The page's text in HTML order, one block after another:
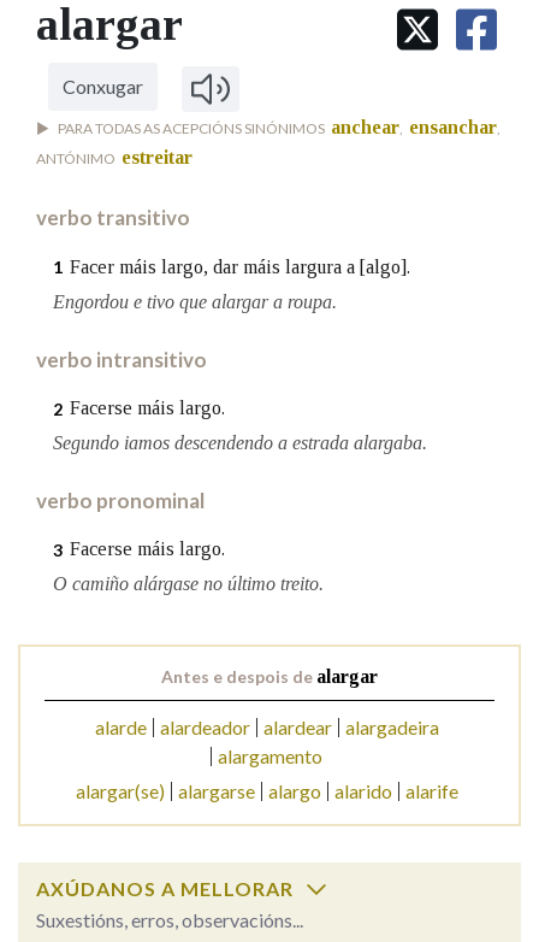
IDENTIDADE CORPORATIVA
MARCIAL DEL ADALID
FIGURAS HOMENAXEADAS
Facebook
TwitterYoutubeInstagram
Bluesky
BUSCAR NOS LEMAS
Comeza por
Remata por
Contén
BUSCAR NO CONTIDO
Nas definicións
Nos exemplos
OUTRAS OPCIÓNS DE BUSCA
alargar
Conxugar
PARA TODAS AS ACEPCIÓNS SINÓNIMOS anchear, ensanchar,
ANTÓNIMO estreitar
verbo transitivo
1 Facer máis largo, dar máis largura a [algo].
Engordou e tivo que alargar a roupa.
verbo intransitivo
2 Facerse máis largo.
Segundo iamos descendendo a estrada alargaba.
verbo pronominal
3 Facerse máis largo.
O camiño alárgase no último treito.
Antes e despois de alargar
alarde alardeador alardear
alargadeira
alargamento
alargar(se)
alargarse alargo alarido alarife
AXÚDANOS A MELLORAR
Suxestións, erros, observacións...